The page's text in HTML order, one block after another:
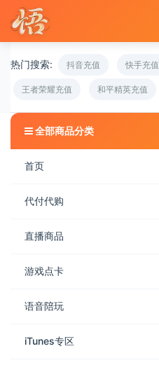
热门搜索: 抖音充值 快手充值
王者荣耀充值 和平精英充值
全部商品分类
首页
代付代购
直播商品
游戏点卡
语音陪玩
iTunes专区